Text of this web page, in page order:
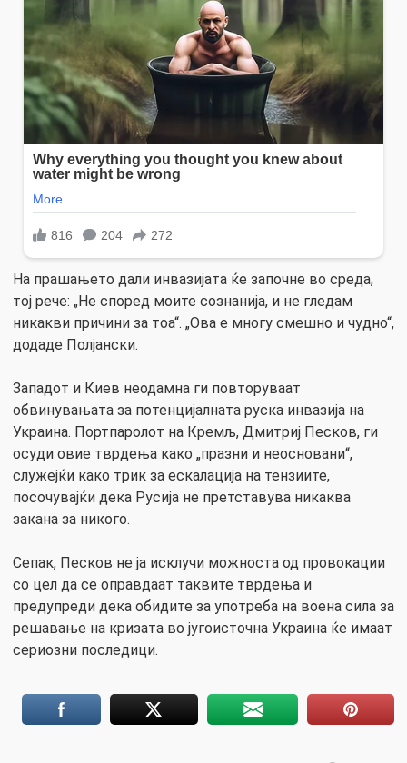
На прашањето дали инвазијата ќе започне во среда,
тој рече: „Не според моите сознанија, и не гледам
никакви причини за тоа“. „Ова е многу смешно и чудно“,
додаде Полјански.
Западот и Киев неодамна ги повторуваат
обвинувањата за потенцијалната руска инвазија на
Украина. Портпаролот на Кремљ, Дмитриј Песков, ги
осуди овие тврдења како „празни и неосновани“,
служејќи како трик за ескалација на тензиите,
посочувајќи дека Русија не претставува никаква
закана за никого.
Сепак, Песков не ја исклучи можноста од провокации
со цел да се оправдаат таквите тврдења и
предупреди дека обидите за употреба на воена сила за
решавање на кризата во југоисточна Украина ќе имаат
сериозни последици.